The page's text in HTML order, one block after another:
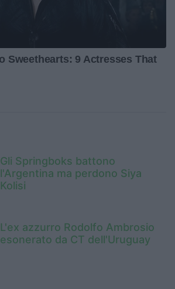
Gli Springboks battono
l'Argentina ma perdono Siya
Kolisi
L'ex azzurro Rodolfo Ambrosio
esonerato da CT dell'Uruguay